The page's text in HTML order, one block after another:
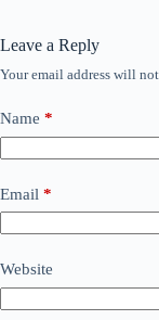
Leave a Reply
Your email address will
Name *
Email *
Website